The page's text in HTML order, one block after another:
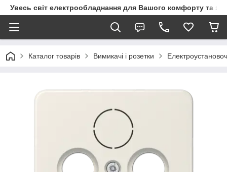
Увесь світ електрообладнання для Вашого комфорту та
Каталог товарів Вимикачі і розетки